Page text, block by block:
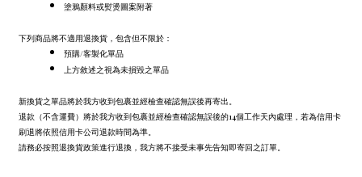
塗鴉顏料或熨燙圖案附著
下列商品將不適用退換貨，包含但不限於：
預購/客製化單品
上方敘述之視為未損毀之單品
新換貨之單品將於我方收到包裹並經檢查確認無誤後再寄出。
退款（不含運費）將於我方收到包裹並經檢查確認無誤後的14個工作天內處理，若為信用卡
刷退將依照信用卡公司退款時間為準。
請務必按照退換貨政策進行退換，我方將不接受未事先告知即寄回之訂單。